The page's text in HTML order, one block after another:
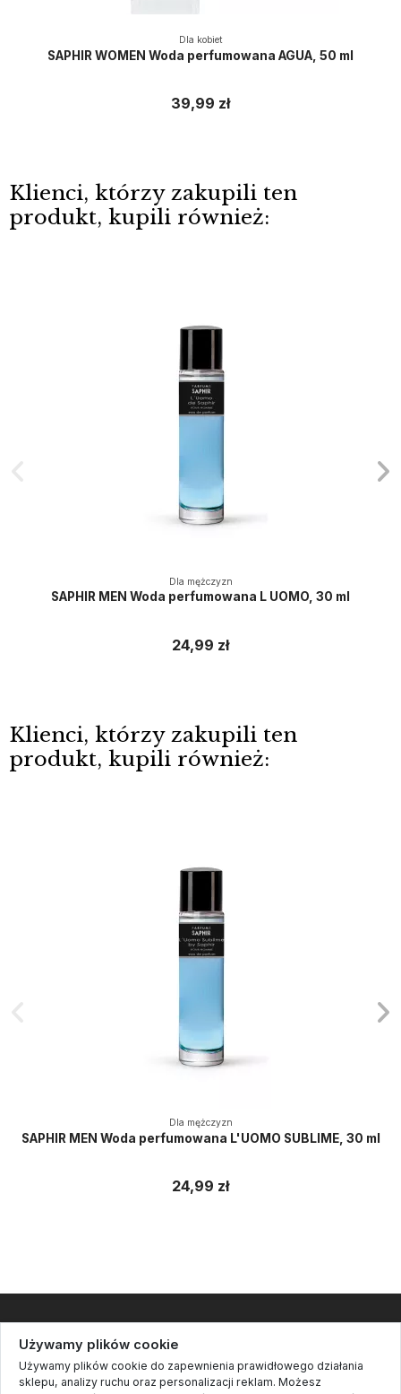
Dla kobiet
SAPHIR WOMEN Woda perfumowana AGUA, 50 ml
39,99 zł
Klienci, którzy zakupili ten
produkt, kupili również:
Dla mężczyzn
SAPHIR MEN Woda perfumowana L UOMO, 30 ml
24,99 zł
Klienci, którzy zakupili ten
produkt, kupili również:
Dla mężczyzn
SAPHIR MEN Woda perfumowana L'UOMO SUBLIME, 30 ml
24,99 zł
Kontakt
Używamy plików cookie
Używamy plików cookie do zapewnienia prawidłowego działania
sklepu, analizy ruchu oraz personalizacji reklam. Możesz